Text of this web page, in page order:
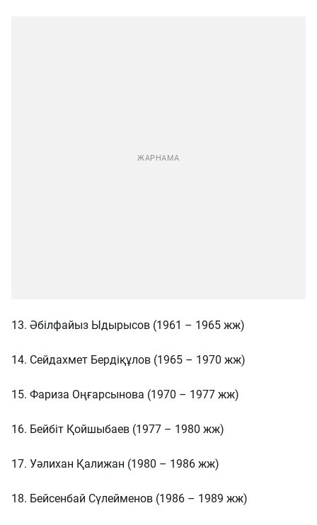
13. Әбілфайыз Ыдырысов (1961 – 1965 жж)
14. Сейдахмет Бердіқұлов (1965 – 1970 жж)
15. Фариза Оңғарсынова (1970 – 1977 жж)
16. Бейбіт Қойшыбаев (1977 – 1980 жж)
17. Уәлихан Қалижан (1980 – 1986 жж)
18. Бейсенбай Сүлейменов (1986 – 1989 жж)